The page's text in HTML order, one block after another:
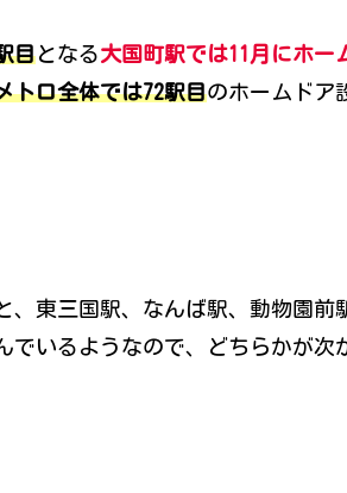
目となる大国町駅では11月にホー
トロ全体では72駅目のホームドア
、東三国駅、なんば駅、動物園
でいるようなので、どちらかが